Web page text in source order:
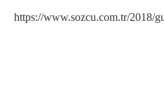
https://www.sozcu.com.tr/2018/